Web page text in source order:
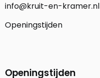
info@kruit-en-kramer.nl
Openingstijden
Openingstijden